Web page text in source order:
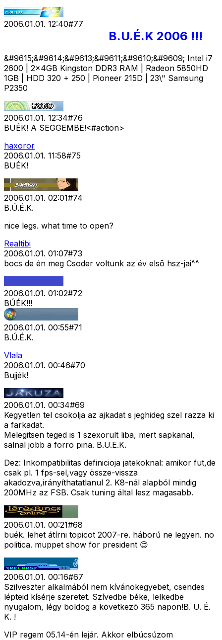
2006.01.01. 12:40#77
B.U.É.K 2006 !!!
&#9615;&#9614;&#9613;&#9611;&#9610;&#9609; Intel i7
2600 | 2x4GB Kingston DDR3 RAM | Radeon 5850HD
1GB | HDD 320 + 250 | Pioneer 215D | 23\" Samsung
P2350
2006.01.01. 12:34#76
BUÉK! A SEGGEMBE!<#action>
haxoror
2006.01.01. 11:58#75
BUÉK!
2006.01.01. 02:01#74
B.Ú.É.K.
nice legs. what time to open?
Realtibi
2006.01.01. 01:07#73
bocs de én meg Csoder voltunk az év elsõ hsz-jai^^
2006.01.01. 01:02#72
BÚÉK!!!
2006.01.01. 00:55#71
B.Ú.É.K.
Vlala
2006.01.01. 00:46#70
Bujjék!
2006.01.01. 00:34#69
Kegyetlen tel csokolja az ajkadat s jeghideg szel razza ki
a farkadat.
Melegitsen teged is 1 szexorult liba, mert sapkanal,
salnal jobb a forro pina. B.U.E.K.
Dez: Inkompatibilitas definicioja jatekoknal: amikor fut,de
csak pl. 1 fps-sel,vagy össze-vissza
akadozva,irányíthatatlanul 2. K8-nál alapból mindig
200MHz az FSB. Csak tuning által lesz magasabb.
2006.01.01. 00:21#68
buék. lehet átírni topicot 2007-re. háború ne legyen. no
politica. muppet show for president 😊
2006.01.01. 00:16#67
Szilveszter alkalmából nem kívánokegyebet, csendes
lépteid kísérje szeretet. Szívedbe béke, lelkedbe
nyugalom, légy boldog a következõ 365 napon!B. U. É.
K. !
VIP regem 05.14-én lejár. Akkor elbúcsúzom